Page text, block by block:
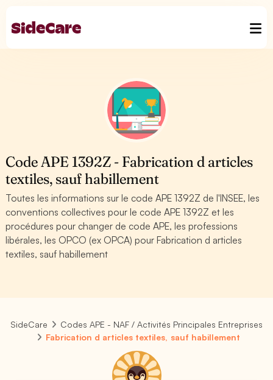
Code APE 1392Z - Fabrication d articles
textiles, sauf habillement
Toutes les informations sur le code APE 1392Z de l'INSEE, les
conventions collectives pour le code APE 1392Z et les
procédures pour changer de code APE, les professions
libérales, les OPCO (ex OPCA) pour Fabrication d articles
textiles, sauf habillement
SideCare
Codes APE - NAF / Activités Principales Entreprises
Fabrication d articles textiles, sauf habillement